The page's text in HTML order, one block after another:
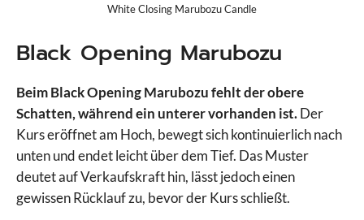
White Closing Marubozu Candle
Black Opening Marubozu
Beim Black Opening Marubozu fehlt der obere
Schatten, während ein unterer vorhanden ist.Der
Kurs eröffnet am Hoch, bewegt sich kontinuierlich nach
unten und endet leicht über dem Tief. Das Muster
deutet auf Verkaufskraft hin, lässt jedoch einen
gewissen Rücklauf zu, bevor der Kurs schließt.